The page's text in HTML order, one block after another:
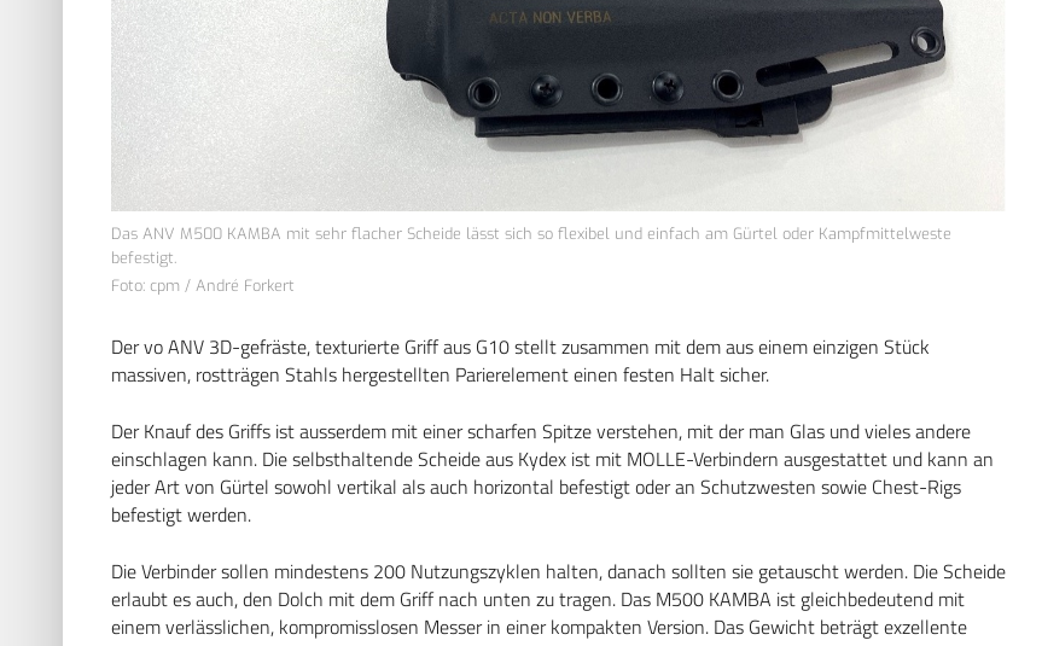
Das ANV M500 KAMBA mit sehr flacher Scheide lässt sich so flexibel und einfach am Gürtel oder Kampfmittelweste
befestigt.
Foto: cpm / André Forkert
Der vo ANV 3D-gefräste, texturierte Griff aus G10 stellt zusammen mit dem aus einem einzigen Stück
massiven, rostträgen Stahls hergestellten Parierelement einen festen Halt sicher.
Der Knauf des Griffs ist ausserdem mit einer scharfen Spitze verstehen, mit der man Glas und vieles andere
einschlagen kann. Die selbsthaltende Scheide aus Kydex ist mit MOLLE-Verbindern ausgestattet und kann an
jeder Art von Gürtel sowohl vertikal als auch horizontal befestigt oder an Schutzwesten sowie Chest-Rigs
befestigt werden.
Die Verbinder sollen mindestens 200 Nutzungszyklen halten, danach sollten sie getauscht werden. Die Scheide
erlaubt es auch, den Dolch mit dem Griff nach unten zu tragen. Das M500 KAMBA ist gleichbedeutend mit
einem verlässlichen, kompromisslosen Messer in einer kompakten Version. Das Gewicht beträgt exzellente